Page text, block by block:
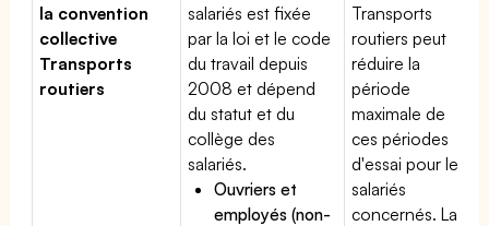
la convention
collective
Transports
routiers
salariés est fixée
par la loi et le code
du travail depuis
2008 et dépend
du statut et du
collège des
salariés.
Ouvriers et
employés (non-
Transports
routiers peut
réduire la
période
maximale de
ces périodes
d'essai pour les
salariés
concernés. La